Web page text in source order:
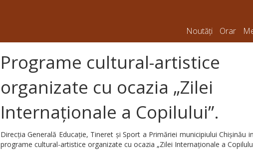
Noutăți Orar
Programe cultural-artistice
organizate cu ocazia „Zilei
Internaționale a Copilului”.
Direcția Generală Educație, Tineret și Sport a Primăriei municipiului Chișinău
programe cultural-artistice organizate cu ocazia „Zilei Internaționale a